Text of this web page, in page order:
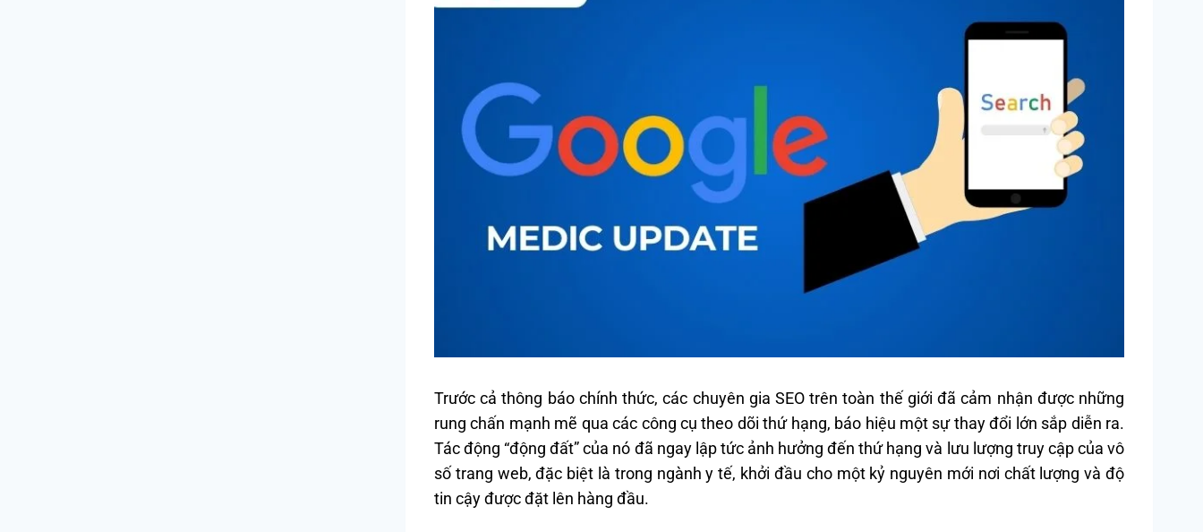
Trước cả thông báo chính thức, các chuyên gia SEO trên toàn thế giới đã cảm nhận được những
rung chấn mạnh mẽ qua các công cụ theo dõi thứ hạng, báo hiệu một sự thay đổi lớn sắp diễn ra.
Tác động “động đất” của nó đã ngay lập tức ảnh hưởng đến thứ hạng và lưu lượng truy cập của vô
số trang web, đặc biệt là trong ngành y tế, khởi đầu cho một kỷ nguyên mới nơi chất lượng và độ
tin cậy được đặt lên hàng đầu.